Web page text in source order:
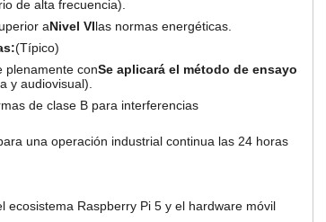
de alta frecuencia).
aNivel VIlas normas energéticas.
(Típico)
plenamente conSe aplicará el método de ensayo
y audiovisual).
de clase B para interferencias
una operación industrial continua las 24 horas
ecosistema Raspberry Pi 5 y el hardware móvil